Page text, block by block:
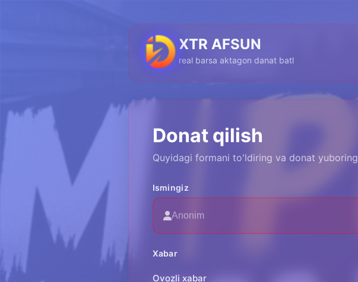
XTR AFSUN
real barsa aktagon danat batl
Donat qilish
Quyidagi formani to'ldiring va donat yuboring
Ismingiz
Xabar
Ovozli xabar